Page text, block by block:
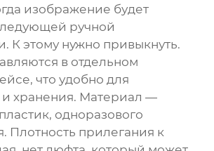
изображение будет
ручной
К этому нужно привыкнуть.
в отдельном
что удобно для
хранения. Материал —
одноразового
Плотность прилегания к